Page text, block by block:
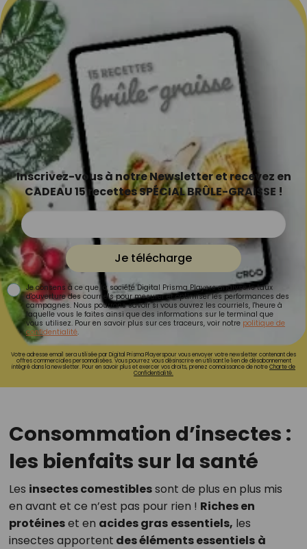
Inscrivez-vous à notre Newsletter et recevez en
CADEAU 15 recettes SPÉCIAL BRÛLE-GRAISSE !
Je télécharge
Je consens à ce que la société Digital Prisma Players analyse le taux
d'ouverture des courriels pour mesurer et optimiser les performances des
campagnes. Nous pourrons savoir si vous ouvrez les courriels, l'heure à
laquelle vous le faites ainsi que des informations sur le terminal que
vous utilisez. Pour en savoir plus sur ces traceurs, voir notre politique de
confidentialité.
Votre adresse email sera utilisée par Digital Prisma Playerspour vous envoyer votre newsletter contenant des
offres commerciales personnalisées. Vous pourrez vous désinscrire en utilisant le lien de désabonnement
intégré dans la newsletter. Pour en savoir plus et exercer vos droits, prenez connaissance de notreCharte de
Confidentialité.
Consommation d’insectes :
les bienfaits sur la santé
Les insectes comestiblessont de plus en plus mis
en avant et ce n’est pas pour rien ! Riches en
protéineset en acides gras essentiels, les
insectes apportent des éléments essentiels à